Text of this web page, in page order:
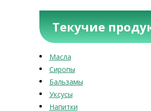
Текучие
Масла
Сиропы
Бальзамы
Уксусы
Напитки